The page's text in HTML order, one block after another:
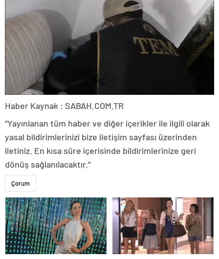
Haber Kaynak : SABAH.COM.TR
“Yayınlanan tüm haber ve diğer içerikler ile ilgili olarak
yasal bildirimlerinizi bize iletişim sayfası üzerinden
iletiniz. En kısa süre içerisinde bildirimlerinize geri
dönüş sağlanılacaktır.”
Çorum